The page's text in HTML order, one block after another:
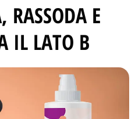
RASSODA E
IL LATO B